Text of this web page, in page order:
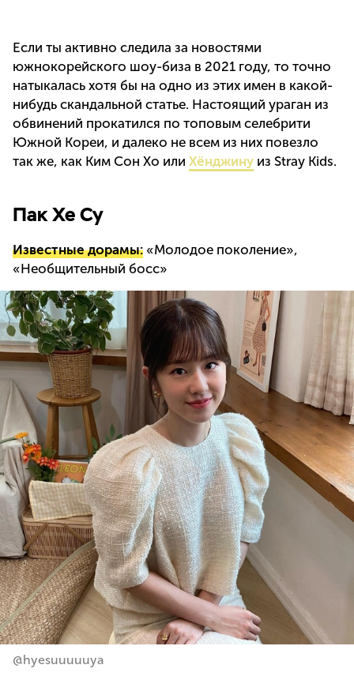
Если ты активно следила за новостями
южнокорейского шоу-биза в 2021 году, то точно
натыкалась хотя бы на одно из этих имен в какой-
нибудь скандальной статье. Настоящий ураган из
обвинений прокатился по топовым селебрити
Южной Кореи, и далеко не всем из них повезло
так же, как Ким Сон Хо или Хёнджину из Stray Kids.
Пак Хе Су
Известные дорамы: «Молодое поколение»,
«Необщительный босс»
@hyesuuuuuya